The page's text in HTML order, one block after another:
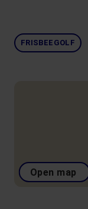
FRISBEEGOLF
Open map